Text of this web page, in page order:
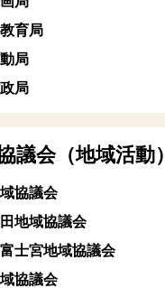
育局
局
局
議会（地域活動）
協議会
地域協議会
士宮地域協議会
協議会